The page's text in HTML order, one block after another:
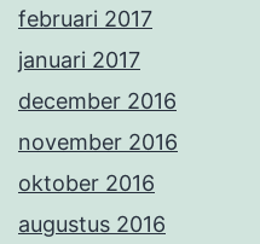
februari 2017
januari 2017
december 2016
november 2016
oktober 2016
augustus 2016